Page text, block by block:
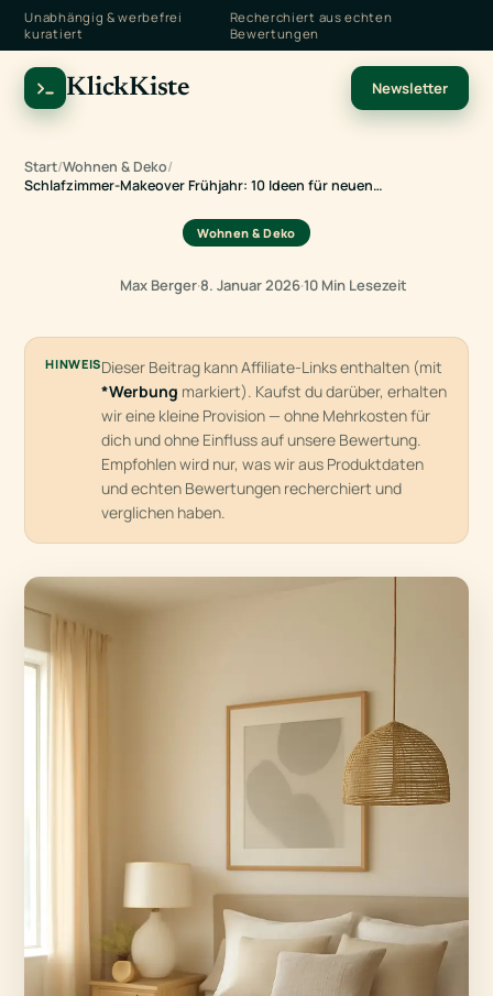
Unabhängig & werbefrei
kuratiert
Recherchiert aus echten
Bewertungen
KlickKiste Newsletter
Start/Wohnen & Deko/
Schlafzimmer-Makeover Frühjahr: 10 Ideen für neuen…
Wohnen & Deko
Max Berger·8. Januar 2026·10 Min Lesezeit
HINWEISDieser Beitrag kann Affiliate-Links enthalten (mit
*Werbung markiert). Kaufst du darüber, erhalten
wir eine kleine Provision — ohne Mehrkosten für
dich und ohne Einfluss auf unsere Bewertung.
Empfohlen wird nur, was wir aus Produktdaten
und echten Bewertungen recherchiert und
verglichen haben.